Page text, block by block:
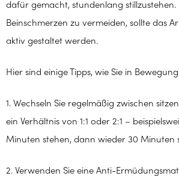
dafür gemacht, stundenlang stillzustehen.
Beinschmerzen zu vermeiden, sollte das
aktiv gestaltet werden.
Hier sind einige Tipps, wie Sie in
1. Wechseln Sie regelmäßig zwischen
ein Verhältnis von 1:1 oder 2:1 –
Minuten stehen, dann wieder 30 Minuten
2. Verwenden Sie eine Anti-